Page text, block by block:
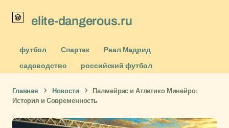
elite-dangerous.ru
футбол Спартак
Реал Мадрид
садоводство
российский футбол
Главная Новости
Палмейрас и Атлетико Минейро:
История и Современность